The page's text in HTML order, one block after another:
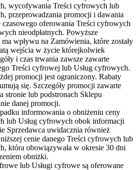
wycofywania Treści cyfrowych lub
przeprowadzania promocji i dawania
czasowego oferowania Treści cyfrowych
nieodpłatnych. Powyższe
wpływu na Zamówienia, które zostały
wejścia w życie którejkolwiek
i czas trwania zawsze zawarte
Treści cyfrowej lub Usług cyfrowych.
promocji jest ograniczony. Rabaty
się. Szczegóły promocji zawarte
stronie lub podstronach Sklepu
danej promocji.
informowania o obniżeniu ceny
lub Usług cyfrowych obok informacji
Sprzedawca uwidacznia również
cenie danego Treści cyfrowych lub
która obowiązywała w okresie 30 dni
obniżki.
lub Usługi cyfrowe są oferowane